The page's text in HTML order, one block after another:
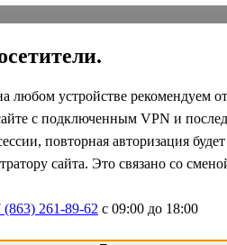
любом устройстве рекомендуем
с подключенным VPN и
повторная авторизация
сайта. Это связано со
(863) 261-89-62 с 09:00 до 18:00